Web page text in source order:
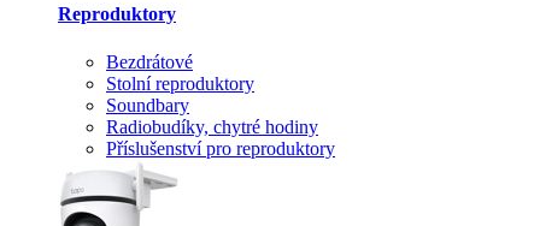
Reproduktory
Bezdrátové
Stolní reproduktory
Soundbary
Radiobudíky, chytré hodiny
Příslušenství pro reproduktory